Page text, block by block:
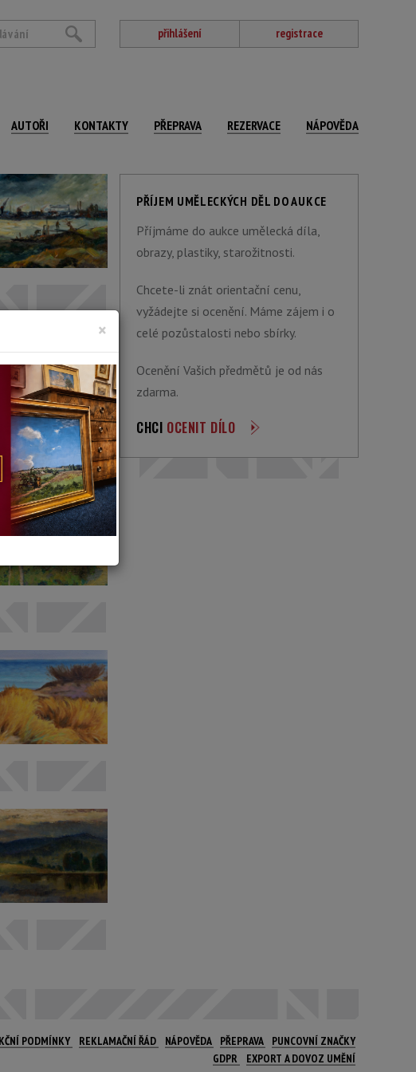
přihlášení registrace
AUTOŘI KONTAKTY PŘEPRAVA REZERVACE NÁPOVĚDA
PŘÍJEM UMĚLECKÝCH DĚL DO AUKCE
Příjmáme do aukce umělecká díla,
obrazy, plastiky, starožitnosti.
Chcete-li znát orientační cenu,
vyžádejte si ocenění. Máme zájem i o
celé pozůstalosti nebo sbírky.
Ocenění Vašich předmětů je od nás
zdarma.
CHCI OCENIT DÍLO
PODMÍNKY REKLAMAČNÍ ŘÁD NÁPOVĚDA PŘEPRAVA
PUNCOVNÍ ZNAČKY
GDPR
EXPORT A DOVOZ UMĚNÍ
×